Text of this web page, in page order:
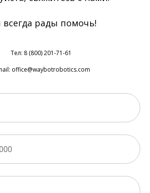
рады помочь!
Тел: 8 (800) 201-71-61
office@waybotrobotics.com